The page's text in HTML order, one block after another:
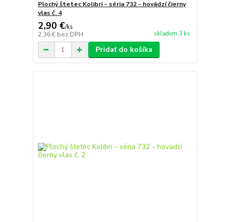
Plochý štetec Kolibri - séria 732 - hovädzí čierny
vlas č. 4
2,90 €/ks
2,36 € bez DPH skladom 3 ks
Pridať do košíka